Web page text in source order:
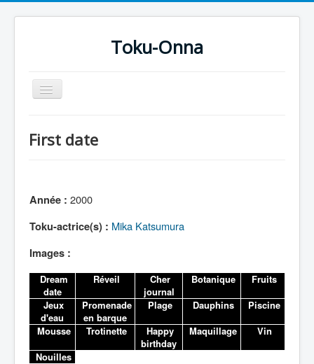
Toku-Onna
Basculer
la
Toku-Actrices
Séries
Artiste Asperger
Lexique
First date
Année : 2000
Toku-actrice(s) : Mika Katsumura
Images :
Dream
date
Réveil
Cher
journal
Botanique
Fruits
Jeux
d'eau
Promenade
en barque
Plage Dauphins
Piscine
Mousse
Trotinette
Happy
birthday
Maquillage
Vin
Nouilles